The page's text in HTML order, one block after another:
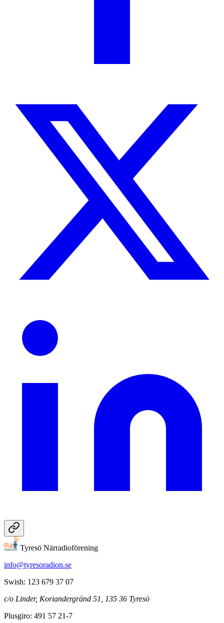
Tyresö Närradioförening
info@tyresoradion.se
Swish: 123 679 37 07
c/o Linder, Koriandergränd 51, 135 36 Tyresö
Plusgiro: 491 57 21-7